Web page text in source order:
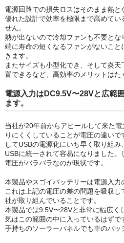
電源回路での損失ロスはそのまま熱と
優れた設計で効率を極限まで高めてい
せん。
熱が出ないので冷却ファンも不要と
端に寿命の短くなるファンがないこ
きます。
またサイズも小型化でき、そして炎
置できるなど、高効率のメリットはた
電源入力はDC9.5V〜28Vと広範
ます。
当社が20年前からアピールして来た
りにくくしていることが電圧の違い
してUSBの電源化にいち早く取り組
USBに統一されて容易になりました
電圧がバラバラなのが現状です。
本製品やスゴイバッテリーは電源入力
これは上記の電圧の差の問題を吸収
社が取り組んでいることです。
本製品では9.5V〜28Vと非常に幅広く
気はこの範囲の中に入っているはずで
手持ちのソーラーパネルでも車のバッ